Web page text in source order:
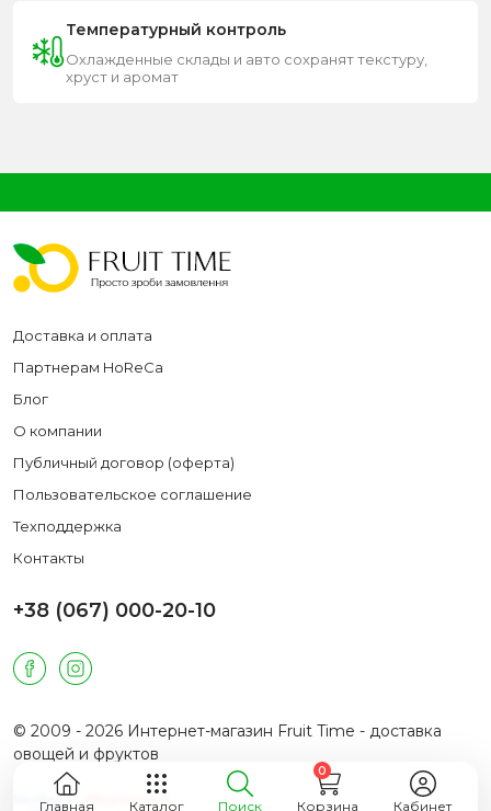
Температурный контроль
Охлажденные склады и авто сохранят текстуру,
хруст и аромат
Доставка и оплата
Партнерам HoReCa
Блог
О компании
Публичный договор (оферта)
Пользовательское соглашение
Техподдержка
Контакты
+38 (067) 000-20-10
© 2009 - 2026 Интернет-магазин Fruit Time - доставка
овощей и фруктов
Главная Каталог Поиск Корзина
0
Кабинет